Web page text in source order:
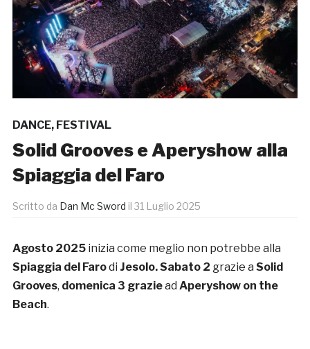
DANCE, FESTIVAL
Solid Grooves e Aperyshow alla
Spiaggia del Faro
Scritto da Dan Mc Sword il 31 Luglio 2025
Agosto 2025inizia come meglio non potrebbe alla
Spiaggia del Farodi Jesolo. Sabato 2 grazie a Solid
Grooves, domenica 3 graziead Aperyshow on the
Beach.